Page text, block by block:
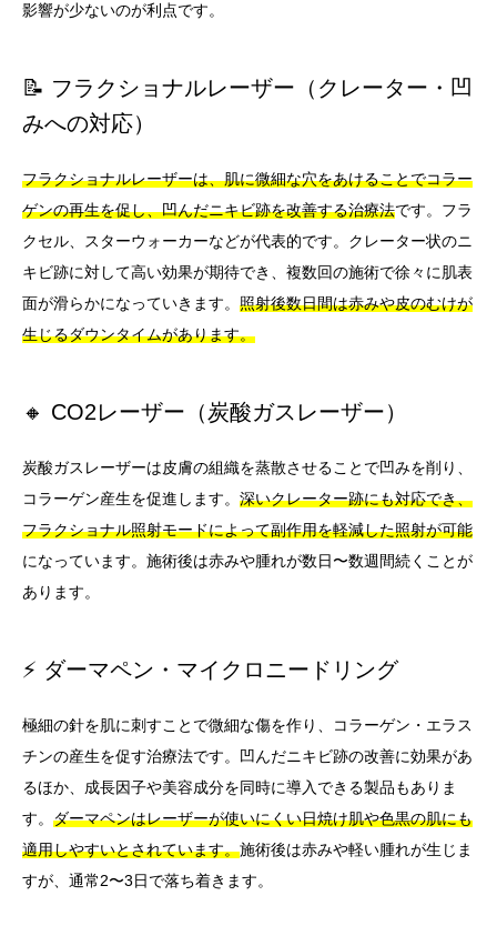
影響が少ないのが利点です。
📝 フラクショナルレーザー（クレーター・凹
みへの対応）
フラクショナルレーザーは、肌に微細な穴をあけることでコラー
ゲンの再生を促し、凹んだニキビ跡を改善する治療法です。フラ
クセル、スターウォーカーなどが代表的です。クレーター状のニ
キビ跡に対して高い効果が期待でき、複数回の施術で徐々に肌表
面が滑らかになっていきます。 照射後数日間は赤みや皮のむけが
生じるダウンタイムがあります。
🔸 CO2レーザー（炭酸ガスレーザー）
炭酸ガスレーザーは皮膚の組織を蒸散させることで凹みを削り、
コラーゲン産生を促進します。 深いクレーター跡にも対応でき、
フラクショナル照射モードによって副作用を軽減した照射が可能
になっています。施術後は赤みや腫れが数日〜数週間続くことが
あります。
⚡ ダーマペン・マイクロニードリング
極細の針を肌に刺すことで微細な傷を作り、コラーゲン・エラス
チンの産生を促す治療法です。凹んだニキビ跡の改善に効果があ
るほか、成長因子や美容成分を同時に導入できる製品もありま
す。 ダーマペンはレーザーが使いにくい日焼け肌や色黒の肌にも
適用しやすいとされています。施術後は赤みや軽い腫れが生じま
すが、通常2〜3日で落ち着きます。